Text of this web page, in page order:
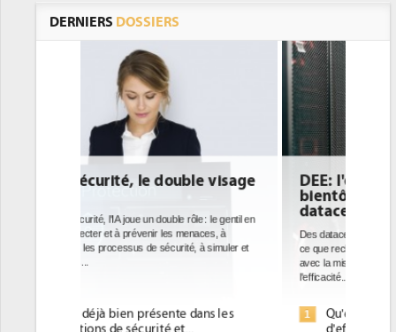
DERNIERS DOSSIERS
DEE: l'efficacité énergétique
bientôt une obligation pour les
datacenters
Des datacenters plus durables et plus efficaces, c'est
ce que recherchent les pouvoirs publics européens
avec la mise en oeuvre de la nouvelle Directive sur
1
Qu'est-ce que la DEE (directive
d'efficacité énergétique) ?